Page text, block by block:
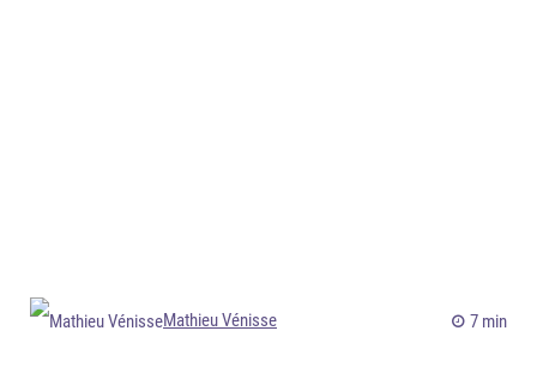
Mathieu Vénisse 7 min